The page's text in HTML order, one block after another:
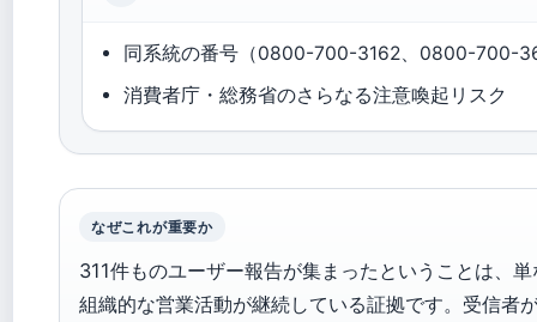
同系統の番号（0800-700-3162、0800-700-
消費者庁・総務省のさらなる注意喚起リスク
なぜこれが重要か
311件ものユーザー報告が集まったということは、
組織的な営業活動が継続している証拠です。受信者